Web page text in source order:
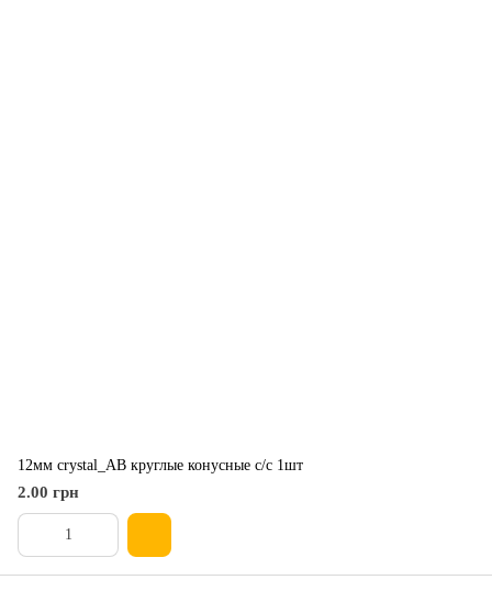
12мм crystal_AB круглые конусные с/с 1шт
2.00 грн